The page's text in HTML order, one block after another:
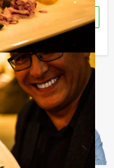
dit uitje